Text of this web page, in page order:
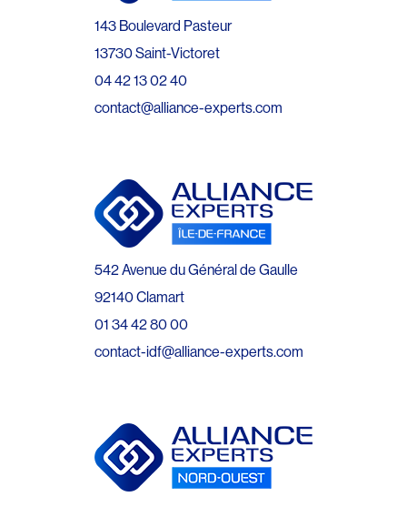
143 Boulevard Pasteur
13730 Saint-Victoret
04 42 13 02 40
contact@alliance-experts.com
542 Avenue du Général de Gaulle
92140 Clamart
01 34 42 80 00
contact-idf@alliance-experts.com